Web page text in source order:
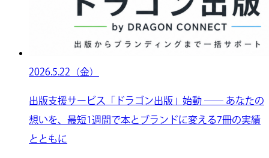
2026.5.22（金）
出版支援サービス「ドラゴン出版」始動 ── あなたの
想いを、最短1週間で本とブランドに変える7冊の実績
とともに